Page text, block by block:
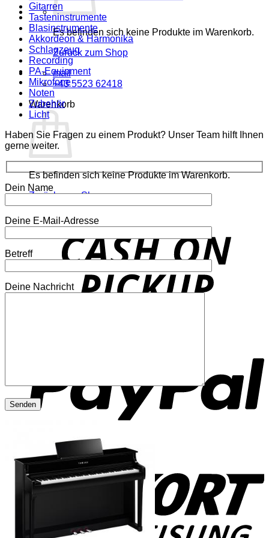
Es befinden sich keine Produkte im Warenkorb.
Zurück zum Shop
mail
+43 5523 62418
Warenkorb
Es befinden sich keine Produkte im Warenkorb.
Zurück zum Shop
Gitarren
Tasteninstrumente
Blasinstrumente
Akkordeon & Harmonika
Schlagzeug
Recording
PA-Equipment
Mikrofone
Noten
Zubehör
Licht
Haben Sie Fragen zu einem Produkt? Unser Team hilft Ihnen
gerne weiter.
Dein Name
Deine E-Mail-Adresse
Betreff
Deine Nachricht